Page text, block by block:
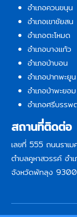
อำเภอควนขนุน
อำเภอเขาชัยสน
อำเภอตะโหมด
อำเภอบางแก้ว
อำเภอป่าบอน
อำเภอปากพะยูน
อำเภอป่าพะยอม
อำเภอศรีบรรพ
สถานที่ติดต่อ
เลขที่ 555 ถนนราเม
ตำบลคูหาสวรรค์ อำ
จังหวัดพัทลุง